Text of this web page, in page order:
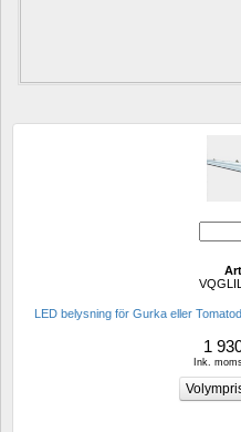
LED belysning för Gurka eller
1
Ink.